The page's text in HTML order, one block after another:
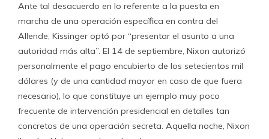
Ante tal desacuerdo en lo referente a la puesta en
marcha de una operación específica en contra del
Allende, Kissinger optó por “presentar el asunto a una
autoridad más alta”. El 14 de septiembre, Nixon autorizó
personalmente el pago encubierto de los setecientos mil
dólares (y de una cantidad mayor en caso de que fuera
necesario), lo que constituye un ejemplo muy poco
frecuente de intervención presidencial en detalles tan
concretos de una operación secreta. Aquella noche, Nixon